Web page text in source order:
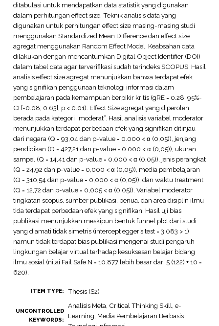
ditabulasi untuk mendapatkan data statistik yang digunakan
dalam perhitungan effect size. Teknik analisis data yang
digunakan untuk perhitungan effect size masing-masing studi
menggunakan Standardized Mean Difference dan effect size
agregat menggunakan Random Effect Model. Keabsahan data
dilakukan dengan mencantumkan Digital Object Identifier (DOI)
dalam tabel data agar terverifikasi sudah terindeks SCOPUS. Hasil
analisis effect size agregat menunjukkan bahwa terdapat efek
yang signifikan penggunaan teknologi informasi dalam
pembelajaran pada kemampuan berpikir kritis (gRE = 0.28, 95%-
CI [-0.08; 0.63], p < 0.01). Effect Size agregat yang diperoleh
berada pada kategori “moderat”. Hasil analisis variabel moderator
menunjukkan terdapat perbedaan efek yang signifikan ditinjau
dari negara (Q = 93,04 dan p-value = 0.000 < α (0,05)), jenjang
pendidikan (Q = 427,21 dan p-value = 0.000 < α (0,05)), ukuran
sampel (Q = 14,41 dan p-value = 0,000 < α (0,05)), jenis perangkat
(Q = 24,92 dan p-value = 0,000 < α (0,05)), media pembelajaran
(Q = 310,54 dan p-value = 0,000 < α (0,05)), dan waktu treatment
(Q = 12,72 dan p-value = 0,005 < α (0,05)). Variabel moderator
tingkatan scopus, sumber publikasi, benua, dan area disiplin ilmu
tida terdapat perbedaan efek yang signifikan. Hasil uji bias
publikasi menunjukkan meskipun bentuk funnel plot dari studi
yang diamati tidak simetris (intercept egger’s test = 3,083 > 1)
namun tidak terdapat bias publikasi mengenai studi pengaruh
lingkungan belajar virtual terhadap kesuksesan belajar bidang
ilmu sosial (nilai Fail Safe N = 10.877 lebih besar dari 5 (122) + 10 =
620).
ITEM TYPE: Thesis (S2)
UNCONTROLLED
KEYWORDS:
Analisis Meta, Critical Thinking Skill, e-
Learning, Media Pembelajaran Berbasis